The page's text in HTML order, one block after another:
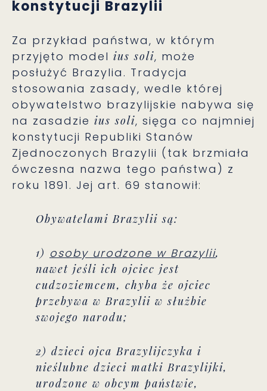
konstytucji Brazylii
Za przykład państwa, w którym
przyjęto model ius soli, może
posłużyć Brazylia. Tradycja
stosowania zasady, wedle której
obywatelstwo brazylijskie nabywa się
na zasadzie ius soli, sięga co najmniej
konstytucji Republiki Stanów
Zjednoczonych Brazylii (tak brzmiała
ówczesna nazwa tego państwa) z
roku 1891. Jej art. 69 stanowił:
Obywatelami Brazylii są:
1) osoby urodzone w Brazylii,
nawet jeśli ich ojciec jest
cudzoziemcem, chyba że ojciec
przebywa w Brazylii w służbie
swojego narodu;
2) dzieci ojca Brazylijczyka i
nieślubne dzieci matki Brazylijki,
urodzone w obcym państwie,